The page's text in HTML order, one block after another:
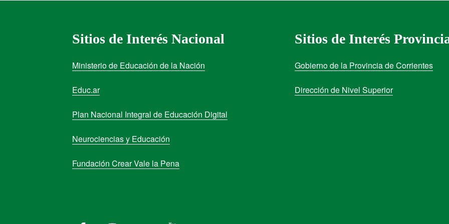
Sitios de Interés Nacional
Ministerio de Educación de la Nación
Educ.ar
Plan Nacional Integral de Educación Digital
Neurociencias y Educación
Fundación Crear Vale la Pena
Sitios de Interés
Gobierno de la Provincia de Corrientes
Dirección de Nivel Superior